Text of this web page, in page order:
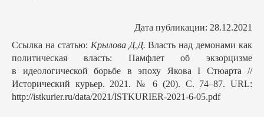
Дата публикации: 28.12.2021
Ссылка на статью: Крылова Д.Д. Власть над демонами как
политическая власть: Памфлет об экзорцизме
в идеологической борьбе в эпоху Якова I Стюарта //
Исторический курьер. 2021. № 6 (20). С. 74–87. URL:
http://istkurier.ru/data/2021/ISTKURIER-2021-6-05.pdf